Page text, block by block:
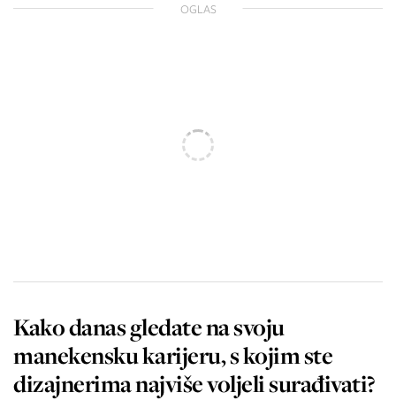
OGLAS
Kako danas gledate na svoju
manekensku karijeru, s kojim ste
dizajnerima najviše voljeli surađivati?